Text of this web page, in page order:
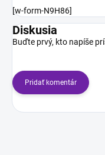
[w-form-N9H86]
Diskusia
Buďte prvý, kto napíše
Pridať komentár